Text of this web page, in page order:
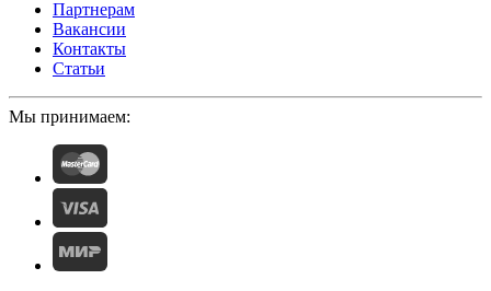
Партнерам
Вакансии
Контакты
Статьи
Мы принимаем: